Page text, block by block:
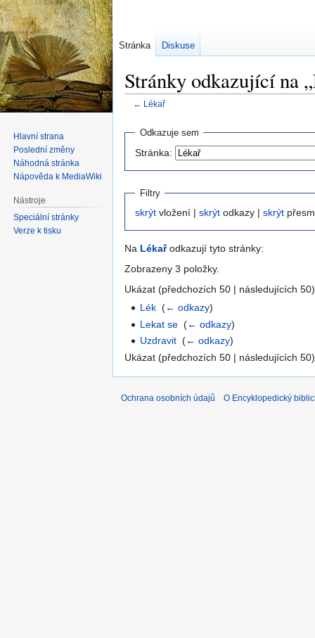
Stránky odkazující na
← Lékař
Skočit
navigaci
Skočit
vyhledávání
Odkazuje sem
Stránka:
Filtry
skrýt vložení | skrýt odkazy | skrýt
Na Lékařodkazují tyto stránky:
Zobrazeny 3 položky.
Ukázat (předchozích 50 | následujících
Lék ‎(← odkazy)
Lekat se ‎(← odkazy)
Uzdravit ‎(← odkazy)
Ukázat (předchozích 50 | následujících
Stránka Diskuse
Hlavní strana
Poslední změny
Náhodná stránka
Nápověda k MediaWiki
Nástroje
Speciální stránky
Verze k tisku
Ochrana osobních údajů O Encyklopedický